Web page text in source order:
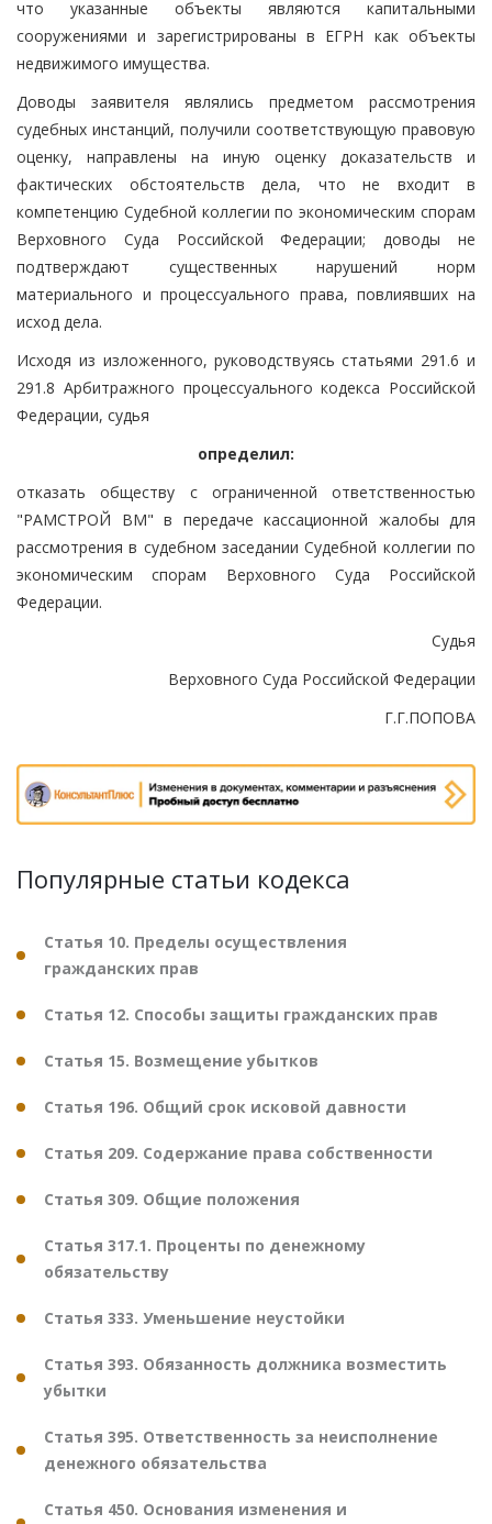
что указанные объекты являются капитальными
сооружениями и зарегистрированы в ЕГРН как объекты
недвижимого имущества.
Доводы заявителя являлись предметом рассмотрения
судебных инстанций, получили соответствующую правовую
оценку, направлены на иную оценку доказательств и
фактических обстоятельств дела, что не входит в
компетенцию Судебной коллегии по экономическим спорам
Верховного Суда Российской Федерации; доводы не
подтверждают существенных нарушений норм
материального и процессуального права, повлиявших на
исход дела.
Исходя из изложенного, руководствуясь статьями 291.6 и
291.8 Арбитражного процессуального кодекса Российской
Федерации, судья
определил:
отказать обществу с ограниченной ответственностью
"РАМСТРОЙ ВМ" в передаче кассационной жалобы для
рассмотрения в судебном заседании Судебной коллегии по
экономическим спорам Верховного Суда Российской
Федерации.
Судья
Верховного Суда Российской Федерации
Г.Г.ПОПОВА
Популярные статьи кодекса
Статья 10. Пределы осуществления
гражданских прав
Статья 12. Способы защиты гражданских прав
Статья 15. Возмещение убытков
Статья 196. Общий срок исковой давности
Статья 209. Содержание права собственности
Статья 309. Общие положения
Статья 317.1. Проценты по денежному
обязательству
Статья 333. Уменьшение неустойки
Статья 393. Обязанность должника возместить
убытки
Статья 395. Ответственность за неисполнение
денежного обязательства
Статья 450. Основания изменения и